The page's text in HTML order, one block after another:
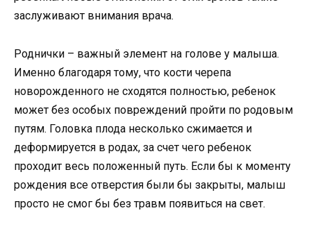
заслуживают внимания врача.
Роднички – важный элемент на голове у малыша.
Именно благодаря тому, что кости черепа
новорожденного не сходятся полностью, ребенок
может без особых повреждений пройти по родовым
путям. Головка плода несколько сжимается и
деформируется в родах, за счет чего ребенок
проходит весь положенный путь. Если бы к моменту
рождения все отверстия были бы закрыты, малыш
просто не смог бы без травм появиться на свет.